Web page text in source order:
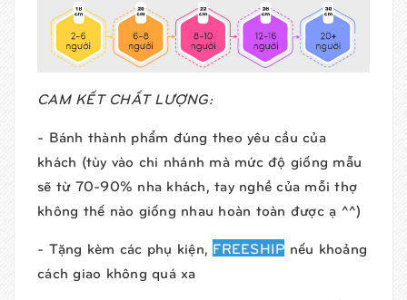
CAM KẾT CHẤT LƯỢNG:
- Bánh thành phẩm đúng theo yêu cầu của
khách (tùy vào chi nhánh mà mức độ giống mẫu
sẽ từ 70-90% nha khách, tay nghề của mỗi thợ
không thế nào giống nhau hoàn toàn được ạ ^^)
- Tặng kèm các phụ kiện, FREESHIP nếu khoảng
cách giao không quá xa